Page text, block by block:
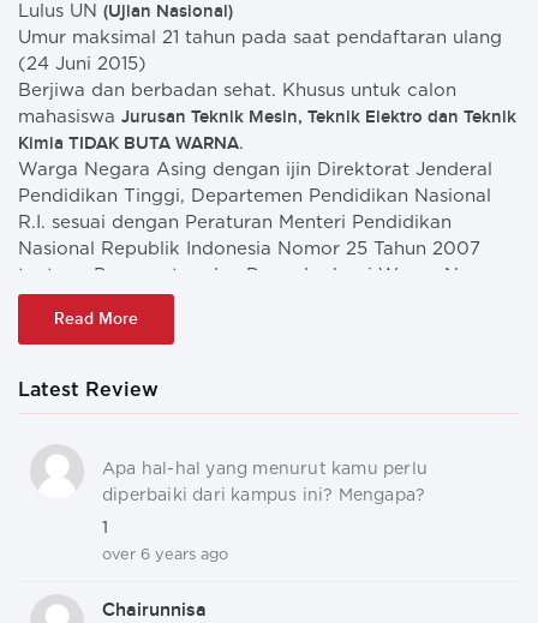
Lulus UN (Ujian Nasional)
Umur maksimal 21 tahun pada saat pendaftaran ulang
(24 Juni 2015)
Berjiwa dan berbadan sehat. Khusus untuk calon
mahasiswa Jurusan Teknik Mesin, Teknik Elektro dan Teknik
Kimia TIDAK BUTA WARNA.
Warga Negara Asing dengan ijin Direktorat Jenderal
Pendidikan Tinggi, Departemen Pendidikan Nasional
R.I. sesuai dengan Peraturan Menteri Pendidikan
Nasional Republik Indonesia Nomor 25 Tahun 2007
tentang Persyaratan dan Prosedur bagi Warga Negara
Asing untuk menjadi Mahasiswa pada Perguruan Tinggi
di Indonesia.
Read More
Latest Review
Apa hal-hal yang menurut kamu perlu
diperbaiki dari kampus ini? Mengapa?
1
over 6 years ago
Chairunnisa